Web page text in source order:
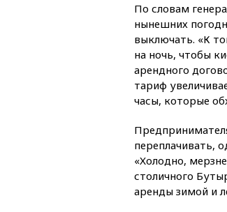
По словам
нынешних
выключать. «К
на ночь, чтобы
арендного
тариф
часы, которые
переплачивать,
«Холодно,
столичного
аренды зимой и